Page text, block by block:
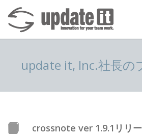
update it, Inc.社長の
crossnote ver 1.9.1リリ